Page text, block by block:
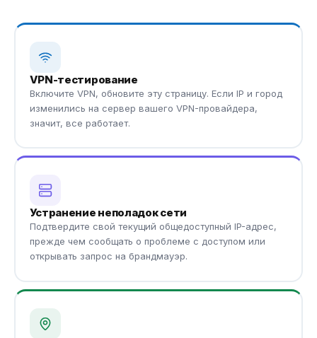
VPN-тестирование
Включите VPN, обновите эту страницу. Если IP и город
изменились на сервер вашего VPN-провайдера,
значит, все работает.
Устранение неполадок сети
Подтвердите свой текущий общедоступный IP-адрес,
прежде чем сообщать о проблеме с доступом или
открывать запрос на брандмауэр.